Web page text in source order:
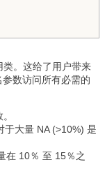
类。这给了用户带来
数访问所有必需的
于大量 NA (>10%) 是
在 10％ 至 15％之